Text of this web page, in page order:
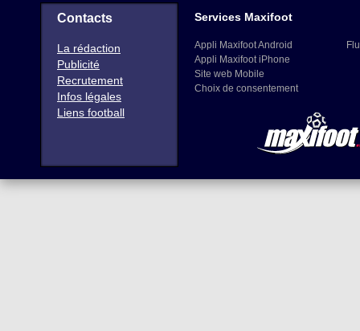
Contacts
La rédaction
Publicité
Recrutement
Infos légales
Liens football
Services Maxifoot
Appli Maxifoot Android
Appli Maxifoot iPhone
Site web Mobile
Choix de consentement